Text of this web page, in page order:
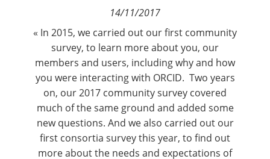
Nous suivre
14/11/2017
« In 2015, we carried out our first community
survey, to learn more about you, our
members and users, including why and how
you were interacting with ORCID. Two years
on, our 2017 community survey covered
much of the same ground and added some
new questions. And we also carried out our
first consortia survey this year, to find out
more about the needs and expectations of